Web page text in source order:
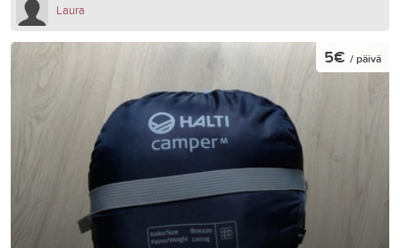
Laura
5€ / päivä